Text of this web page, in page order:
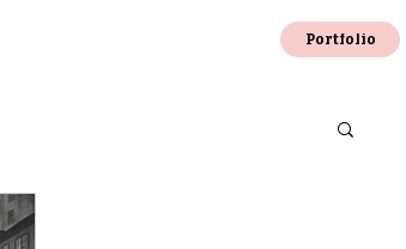
Portfolio